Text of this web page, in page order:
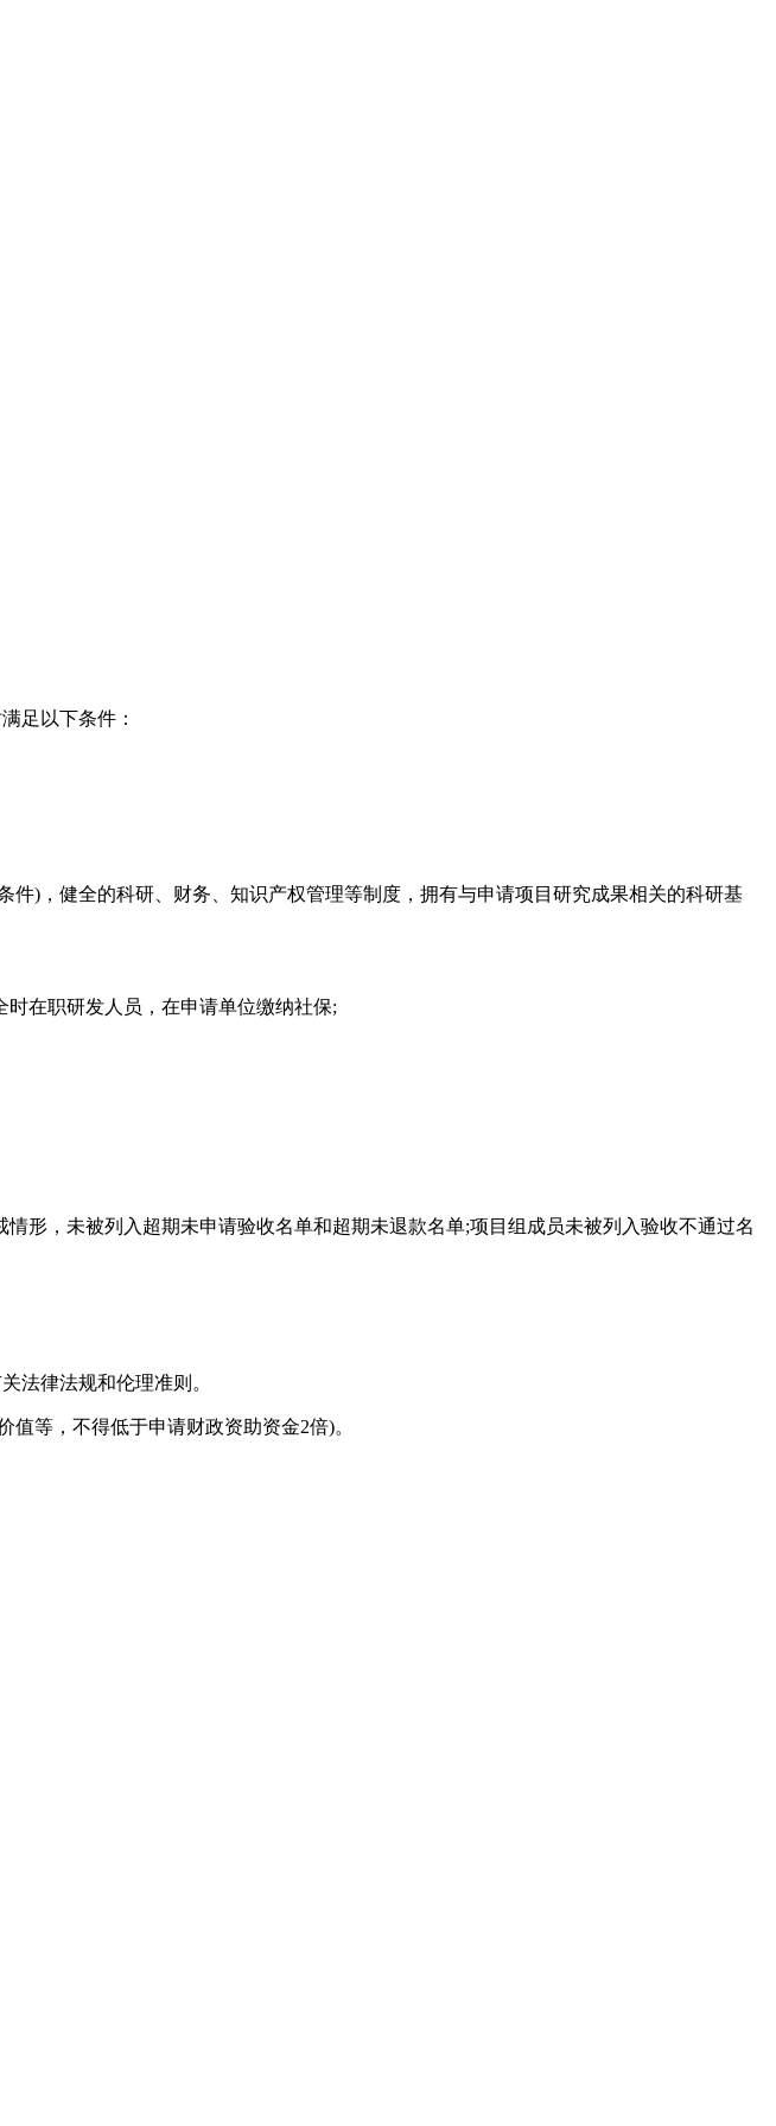
足以下条件：
)，健全的科研、财务、知识产权管理等制度，拥有与申请项目研究成果相关的科研基
在职研发人员，在申请单位缴纳社保;
，未被列入超期未申请验收名单和超期未退款名单;项目组成员未被列入验收不通过名
法律法规和伦理准则。
等，不得低于申请财政资助资金2倍)。